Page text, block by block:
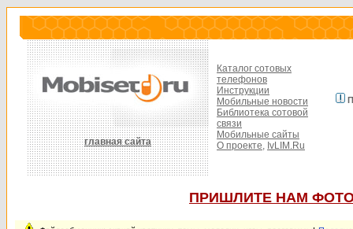
главная сайта
Каталог сотовых
телефонов
Инструкции
Мобильные новости
Библиотека сотовой
связи
Мобильные сайты
О проекте, IvLIM.Ru
ПРИШЛИТЕ НАМ